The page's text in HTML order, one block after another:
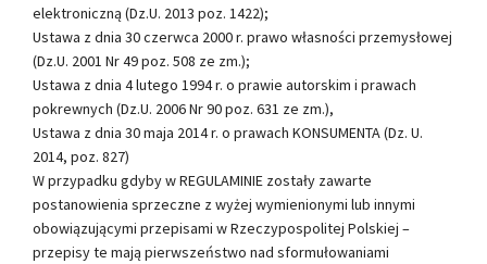
elektroniczną (Dz.U. 2013 poz. 1422);
Ustawa z dnia 30 czerwca 2000 r. prawo własności przemysłowej
(Dz.U. 2001 Nr 49 poz. 508 ze zm.);
Ustawa z dnia 4 lutego 1994 r. o prawie autorskim i prawach
pokrewnych (Dz.U. 2006 Nr 90 poz. 631 ze zm.),
Ustawa z dnia 30 maja 2014 r. o prawach KONSUMENTA (Dz. U.
2014, poz. 827)
W przypadku gdyby w REGULAMINIE zostały zawarte
postanowienia sprzeczne z wyżej wymienionymi lub innymi
obowiązującymi przepisami w Rzeczypospolitej Polskiej –
przepisy te mają pierwszeństwo nad sformułowaniami